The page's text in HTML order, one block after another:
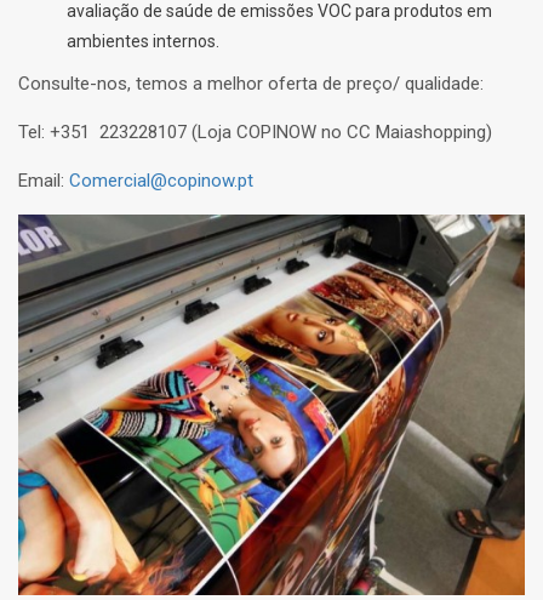
avaliação de saúde de emissões VOC para produtos em
ambientes internos.
Consulte-nos, temos a melhor oferta de preço/ qualidade:
Tel: +351 223228107 (Loja COPINOW no CC Maiashopping)
Email: Comercial@copinow.pt